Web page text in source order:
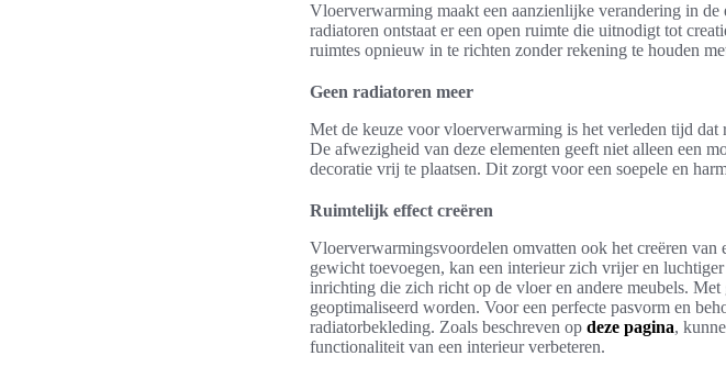
Vloerverwarming maakt een aanzienlijke verandering in
radiatoren ontstaat er een open ruimte die uitnodigt tot
ruimtes opnieuw in te richten zonder rekening te houden
Geen radiatoren meer
Met de keuze voor vloerverwarming is het verleden tijd
De afwezigheid van deze elementen geeft niet alleen een
decoratie vrij te plaatsen. Dit zorgt voor een soepele en
Ruimtelijk effect creëren
Vloerverwarmingsvoordelen omvatten ook het creëren
gewicht toevoegen, kan een interieur zich vrijer en
inrichting die zich richt op de vloer en andere meubels.
geoptimaliseerd worden. Voor een perfecte pasvorm en
radiatorbekleding. Zoals beschreven op deze pagina,
functionaliteit van een interieur verbeteren.